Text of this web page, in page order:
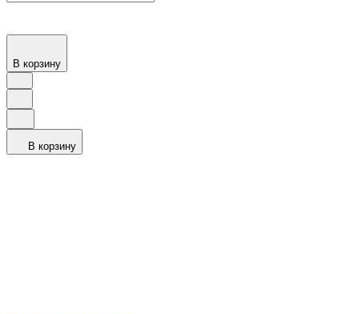
В корзину
В корзину